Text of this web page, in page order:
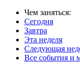
Чем заняться:
Сегодня
Завтра
Эта неделя
Следующая
Все события и